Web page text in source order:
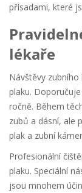
přísadami, které
lékaře
Návštěvy
plaku.
ročně. Během
zubů a dásní, ale
plak a zubní
Profesionální
plaku. Speciální
jsou mnohem